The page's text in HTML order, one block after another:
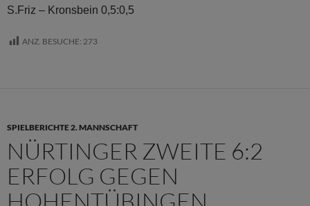
S.Friz – Kronsbein 0,5:0,5
ANZ. BESUCHE: 273
SPIELBERICHTE 2. MANNSCHAFT
NÜRTINGER ZWEITE 6:2
ERFOLG GEGEN